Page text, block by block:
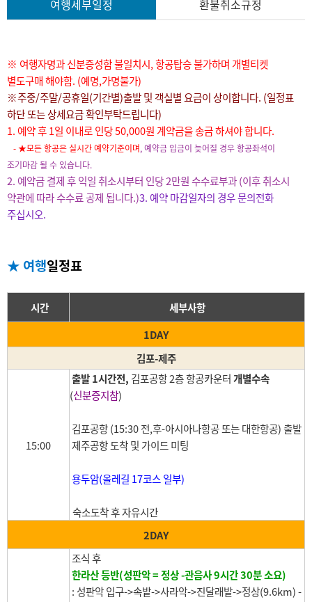
여행세부일정 환불취소규정
※ 여행자명과 신분증성함 불일치시, 항공탑승 불가하며 개별티켓
별도구매 해야함. (예명,가명불가)
※주중/주말/공휴일(기간별)출발 및 객실별 요금이 상이합니다. (일정표
하단 또는 상세요금 확인부탁드립니다)
1. 예약 후 1일 이내로 인당 50,000원 계약금을 송금 하셔야 합니다.
-★모든 항공은 실시간 예약기준이며, 예약금 입금이 늦어질 경우 항공좌석이
조기마감 될 수 있습니다.
2. 예약금 결제 후 익일 취소시부터 인당 2만원 수수료부과 (이후 취소시
약관에 따라 수수료 공제 됩니다.)3. 예약 마감일자의 경우 문의전화
주십시오.
★ 여행일정표
시간
세부사항
1DAY
김포-제주
15:00
출발 1시간전, 김포공항 2층 항공카운터개별수속
(신분증지참)
김포공항 (15:30 전,후-아시아나항공 또는 대한항공) 출발
제주공항 도착 및 가이드 미팅
용두암(올레길 17코스 일부)
숙소도착 후 자유시간
2DAY
조식 후
한라산 등반(성판악 = 정상 -관음사 9시간 30분 소요)
: 성판악 입구->속밭->사라악->진달래밭->정상(9.6km)-